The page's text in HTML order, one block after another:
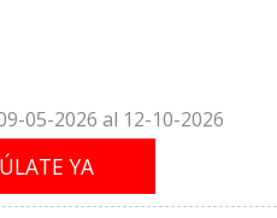
05-2026 al 12-10-2026